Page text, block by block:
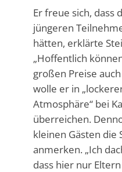
Er freue sich, dass
jüngeren
hätten, erklärte
„Hoffentlich
großen Preise
wolle er in
Atmosphäre“ bei
überreichen.
kleinen Gästen die
anmerken. „Ich
dass hier nur